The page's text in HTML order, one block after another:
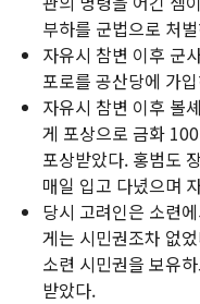
부하를 군법으로 처
자유시 참변 이후 군
포로를 공산당에 가
자유시 참변 이후 볼
게 포상으로 금화
포상받았다. 홍범도
매일 입고 다녔으며
당시 고려인은 소련
게는 시민권조차 없
소련 시민권을 보유
받았다.